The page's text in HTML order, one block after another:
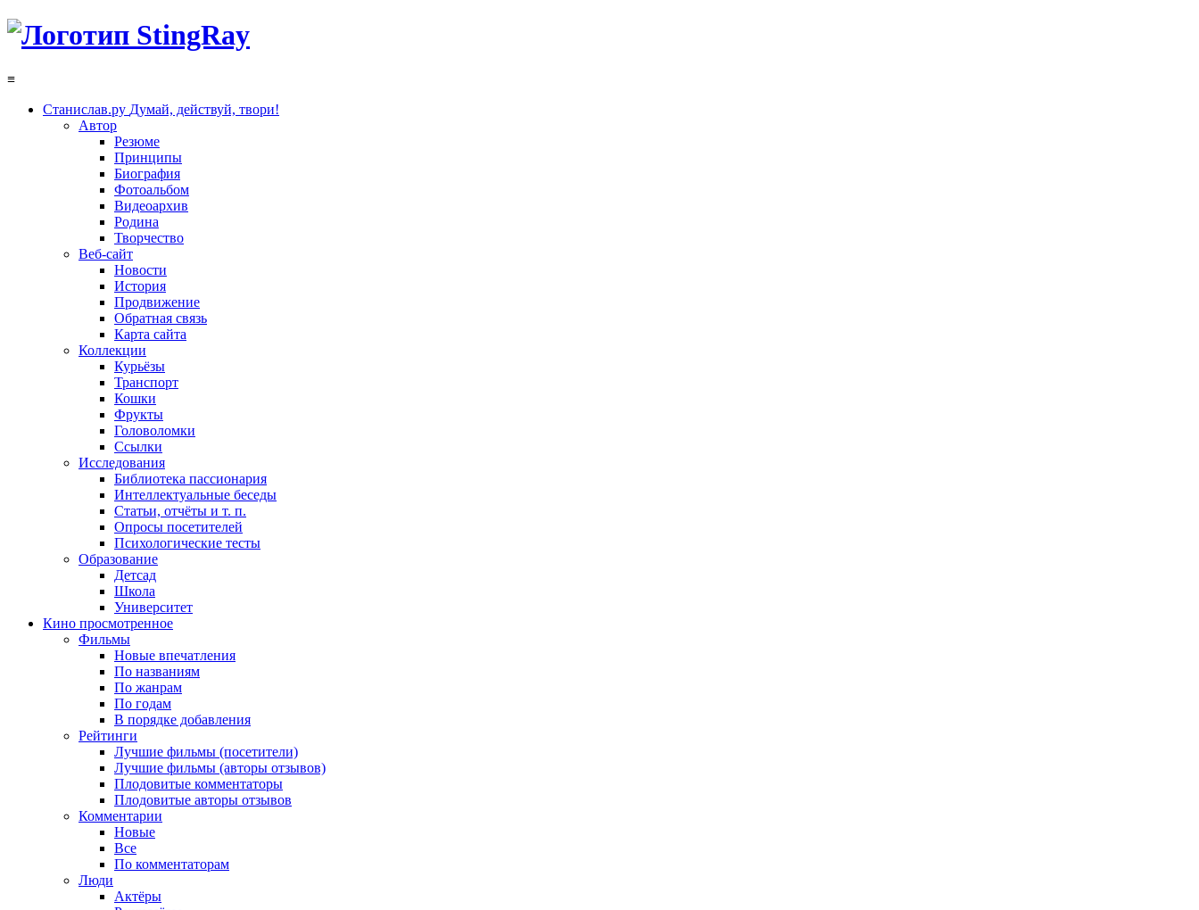
≡
Станислав.ру Думай, действуй, твори!
Автор
Резюме
Принципы
Биография
Фотоальбом
Видеоархив
Родина
Творчество
Веб-сайт
Новости
История
Продвижение
Обратная связь
Карта сайта
Коллекции
Курьёзы
Транспорт
Кошки
Фрукты
Головоломки
Ссылки
Исследования
Библиотека пассионария
Интеллектуальные беседы
Статьи, отчёты и т. п.
Опросы посетителей
Психологические тесты
Образование
Детсад
Школа
Университет
Кино просмотренное
Фильмы
Новые впечатления
По названиям
По жанрам
По годам
В порядке добавления
Рейтинги
Лучшие фильмы (посетители)
Лучшие фильмы (авторы отзывов)
Плодовитые комментаторы
Плодовитые авторы отзывов
Комментарии
Новые
Все
По комментаторам
Люди
Актёры